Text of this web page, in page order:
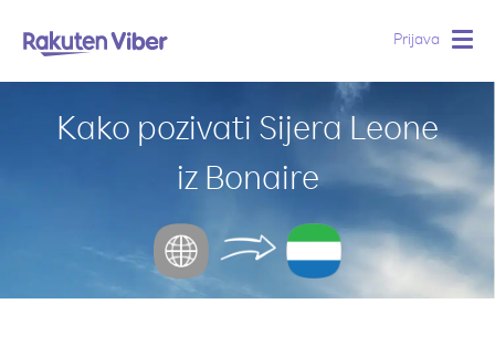
Prijava
Kako pozivati Sijera Leone
iz Bonaire